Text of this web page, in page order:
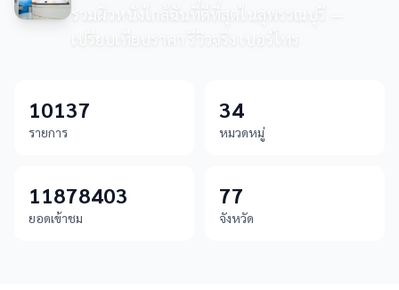
รวมผิวหนังใกล้ฉันที่ดีที่สุดในสุพรรณบุรี —
เปรียบเทียบราคา รีวิวจริง เบอร์โทร
10137
รายการ
34
หมวดหมู่
11878403
ยอดเข้าชม
77
จังหวัด